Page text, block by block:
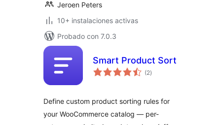
Jeroen Peters
10+ instalaciones activas
Probado con 7.0.3
Smart Product Sort
(2total
de
)
Define custom product sorting rules for
your WooCommerce catalog — per-